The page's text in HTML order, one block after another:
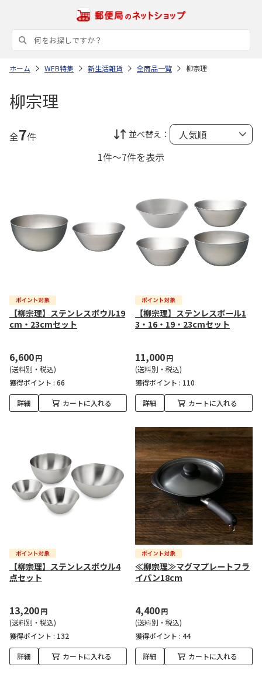
ホーム WEB特集 新生活雑貨 全商品一覧 柳宗理
柳宗理
全7件 並べ替え：
1件～7件を表示
【柳宗理】ステンレスボウル19
cm・23cmセット
6,600円
(送料別・税込)
獲得ポイント : 66
詳細 カートに入れる
【柳宗理】ステンレスボール1
3・16・19・23cmセット
11,000円
(送料別・税込)
獲得ポイント : 110
詳細 カートに入れる
【柳宗理】ステンレスボウル4
点セット
13,200円
(送料別・税込)
獲得ポイント : 132
詳細 カートに入れる
≪柳宗理≫マグマプレートフラ
イパン18cm
4,400円
(送料別・税込)
獲得ポイント : 44
詳細 カートに入れる